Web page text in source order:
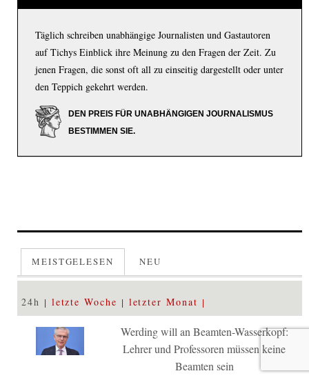
Täglich schreiben unabhängige Journalisten und Gastautoren
auf Tichys Einblick ihre Meinung zu den Fragen der Zeit. Zu
jenen Fragen, die sonst oft all zu einseitig dargestellt oder unter
den Teppich gekehrt werden.
DEN PREIS FÜR UNABHÄNGIGEN JOURNALISMUS
BESTIMMEN SIE.
MEISTGELESEN NEU
24h letzte Woche letzter Monat
Werding will an Beamten-Wasserkopf:
Lehrer und Professoren müssen keine
Beamten sein